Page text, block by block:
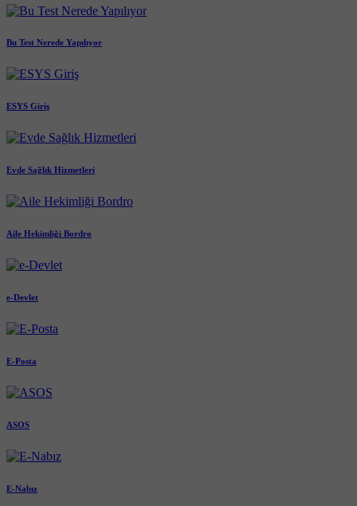
Bu Test Nerede Yapılıyor
ESYS Giriş
Evde Sağlık Hizmetleri
Aile Hekimliği Bordro
e-Devlet
E-Posta
ASOS
E-Nabız